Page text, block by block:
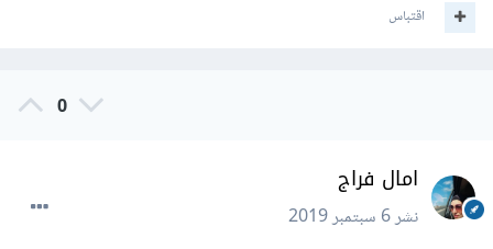
اقتباس
0
امال فراج
نشر6 سبتمبر 2019